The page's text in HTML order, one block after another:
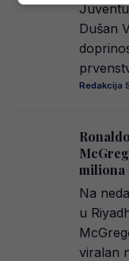
Dušan
Redakcija
miliona
Na
u
viralan